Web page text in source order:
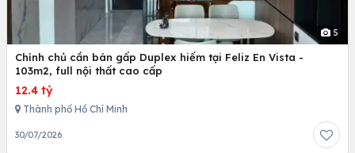
5
Chính chủ cần bán gấp Duplex hiếm tại Feliz En Vista -
103m2, full nội thất cao cấp
12.4 tỷ
Thành phố Hồ Chí Minh
30/07/2026